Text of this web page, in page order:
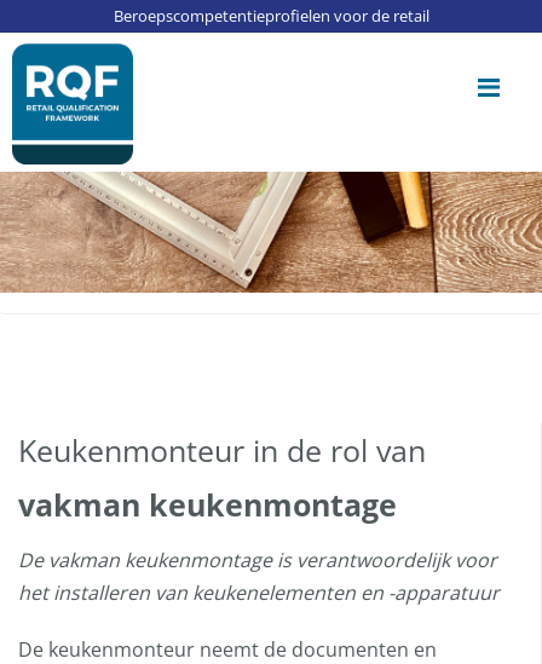
Update cookies preferences
Beroepscompetentieprofielen voor de retail
Keukenmonteur in de rol van
vakman keukenmontage
De vakman keukenmontage is verantwoordelijk voor
het installeren van keukenelementen en -apparatuur
De keukenmonteur neemt de documenten en